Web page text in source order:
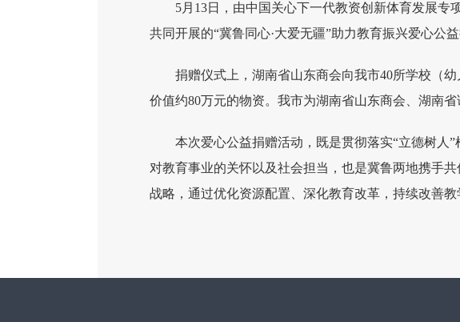
5月13日，由中国关心下一代教资创新体育发展
共同开展的“冀鲁同心·大爱无疆”助力教育振兴爱心公
捐赠仪式上，湖南省山东商会向我市40所学校（
价值约80万元的物资。我市为湖南省山东商会、湖南
本次爱心公益捐赠活动，既是贯彻落实“立德树人
对教育事业的关怀以及社会担当，也是冀鲁两地携手
战略，通过优化资源配置、深化教育改革，持续改善